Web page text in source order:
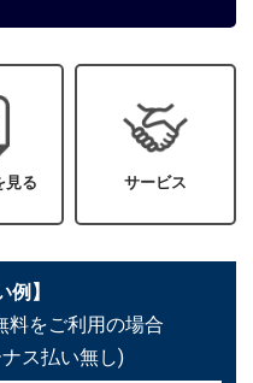
見る サービス
例】
料をご利用の場合
ス払い無し)